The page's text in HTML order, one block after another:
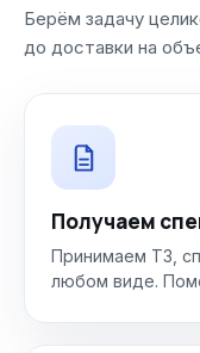
Берём задачу
до доставки на
Получаем
Принимаем ТЗ,
любом виде.